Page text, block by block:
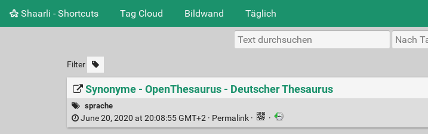
Shaarli - Shortcuts Tag Cloud Bildwand Täglich
Filter
Synonyme - OpenThesaurus - Deutscher Thesaurus
sprache
June 20, 2020 at 20:08:55 GMT+2 · Permalink · ·